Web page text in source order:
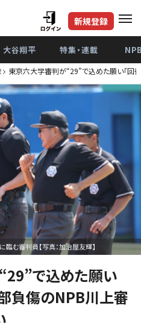
新規登録
大谷翔平 特集・連載
東京六大学審判が“29”で込めた願い「
臨む審判員【写真：加治屋友輝】
で込めた願い
負傷のNPB川上審